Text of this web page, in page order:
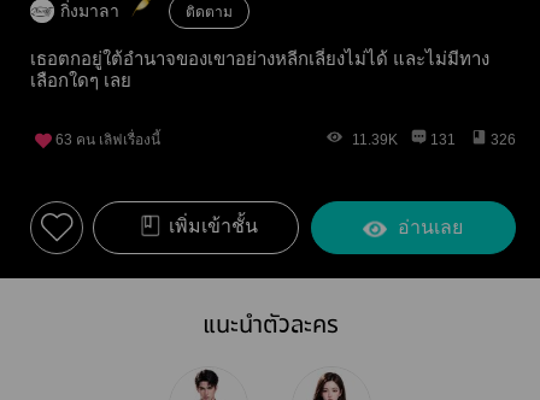
กิ่งมาลา ติดตาม
เธอตกอยู่ใต้อำนาจของเขาอย่างหลีกเลี่ยงไม่ได้ และไม่มีทาง
เลือกใดๆ เลย
63 คน เลิฟเรื่องนี้ 11.39K 131 326
เพิ่มเข้าชั้น อ่านเลย
แนะนำตัวละคร